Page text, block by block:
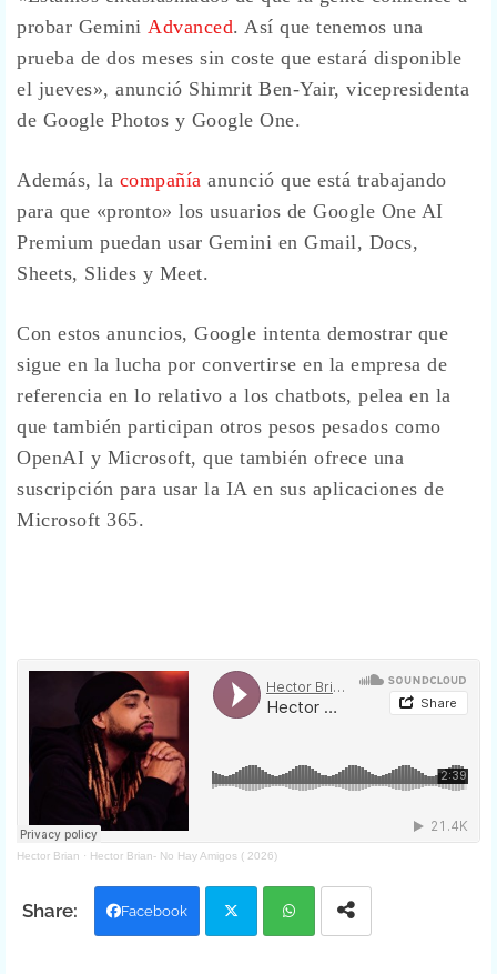
probar Gemini Advanced. Así que tenemos una
prueba de dos meses sin coste que estará disponible
el jueves», anunció Shimrit Ben-Yair, vicepresidenta
de Google Photos y Google One.
Además, la compañía anunció que está trabajando
para que «pronto» los usuarios de Google One AI
Premium puedan usar Gemini en Gmail, Docs,
Sheets, Slides y Meet.
Con estos anuncios, Google intenta demostrar que
sigue en la lucha por convertirse en la empresa de
referencia en lo relativo a los chatbots, pelea en la
que también participan otros pesos pesados como
OpenAI y Microsoft, que también ofrece una
suscripción para usar la IA en sus aplicaciones de
Microsoft 365.
Hector Brian · Hector Brian- No Hay Amigos ( 2026)
Facebook